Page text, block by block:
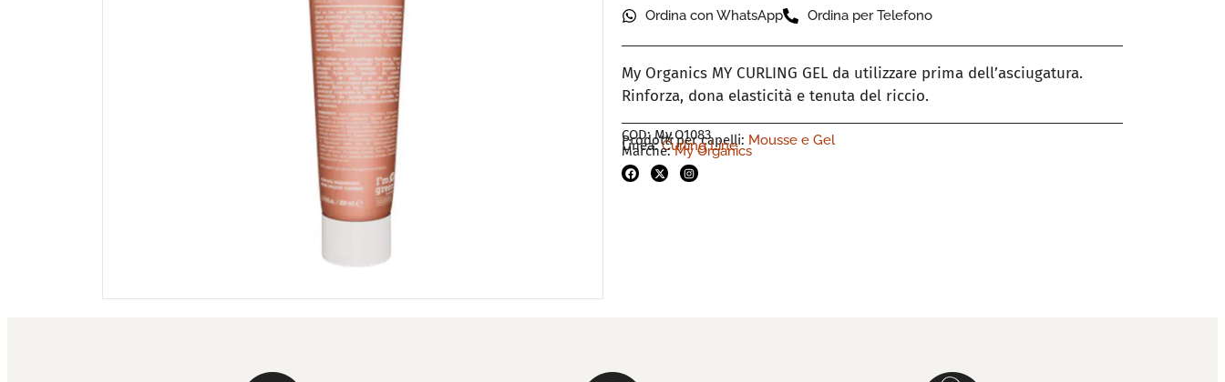
Ordina con WhatsApp Ordina per Telefono
My Organics MY CURLING GEL da utilizzare prima dell’asciugatura.
Rinforza, dona elasticità e tenuta del riccio.
COD: My.O1083
Prodotti per capelli: Mousse e Gel
Linea:Curling Line
Marche:My Organics